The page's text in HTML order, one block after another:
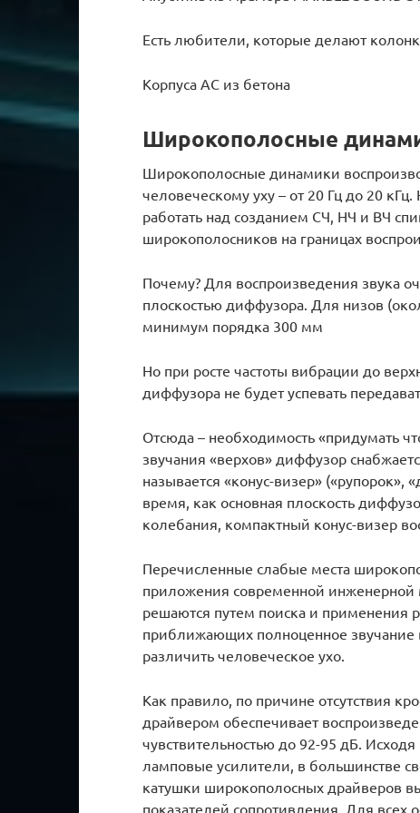
Есть любители, которые делают
Корпуса АС из бетона
Широкополосные
Широкополосные динамики
человеческому уху – от 20 Гц до 20
работать над созданием СЧ, НЧ и ВЧ
широкополосников на границах
Почему? Для воспроизведения звука
плоскостью диффузора. Для низов
минимум порядка 300 мм
Но при росте частоты вибрации до
диффузора не будет успевать
Отсюда – необходимость «придумать
звучания «верхов» диффузор
называется «конус-визер» («рупорок»,
время, как основная плоскость
колебания, компактный конус-визер
Перечисленные слабые места
приложения современной инженерной
решаются путем поиска и применения
приближающих полноценное звучание
различить человеческое ухо.
Как правило, по причине отсутствия
драйвером обеспечивает
чувствительностью до 92-95 дБ.
ламповые усилители, в большинстве
катушки широкополосных драйверов
показателей сопротивления. Для всех